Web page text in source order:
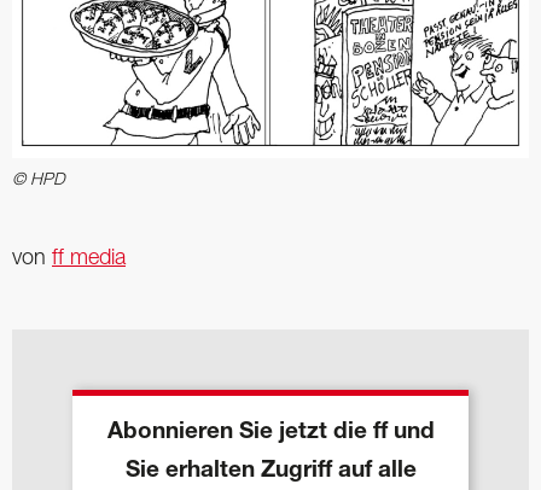
© HPD
von ff media
Abonnieren Sie jetzt die ff und
Sie erhalten Zugriff auf alle